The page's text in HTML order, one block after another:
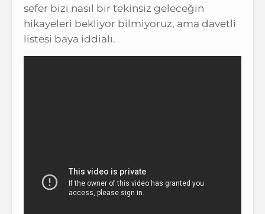
sefer bizi nasıl bir tekinsiz geleceğin
hikayeleri bekliyor bilmiyoruz, ama davetli
listesi baya iddialı.